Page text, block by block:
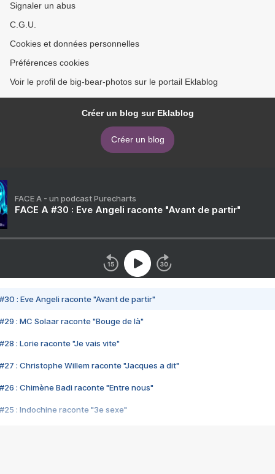
Signaler un abus
C.G.U.
Cookies et données personnelles
Préférences cookies
Voir le profil de big-bear-photos sur le portail Eklablog
Créer un blog sur Eklablog
Créer un blog
FACE A - un podcast Purecharts
FACE A #30 : Eve Angeli raconte "Avant de partir"
#30 : Eve Angeli raconte "Avant de partir"
#29 : MC Solaar raconte "Bouge de là"
#28 : Lorie raconte "Je vais vite"
#27 : Christophe Willem raconte "Jacques a dit"
#26 : Chimène Badi raconte "Entre nous"
#25 : Indochine raconte "3e sexe"